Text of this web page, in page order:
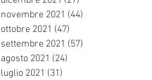
novembre 2021 (44)
ottobre 2021 (47)
settembre 2021 (57)
agosto 2021 (24)
luglio 2021 (31)